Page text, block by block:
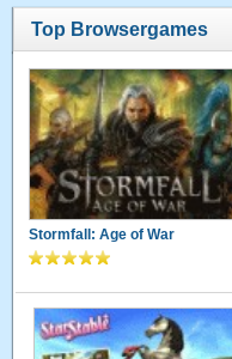
Top Browsergames
Stormfall: Age of War